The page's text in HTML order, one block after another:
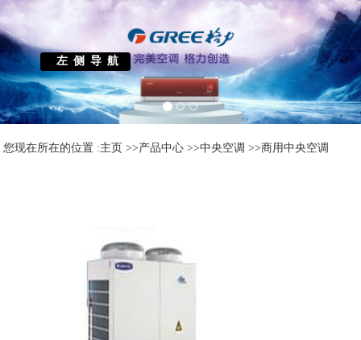
您现在所在的位置 :主页 >>产品中心 >>中央空调 >>商用中央空调
左侧导航